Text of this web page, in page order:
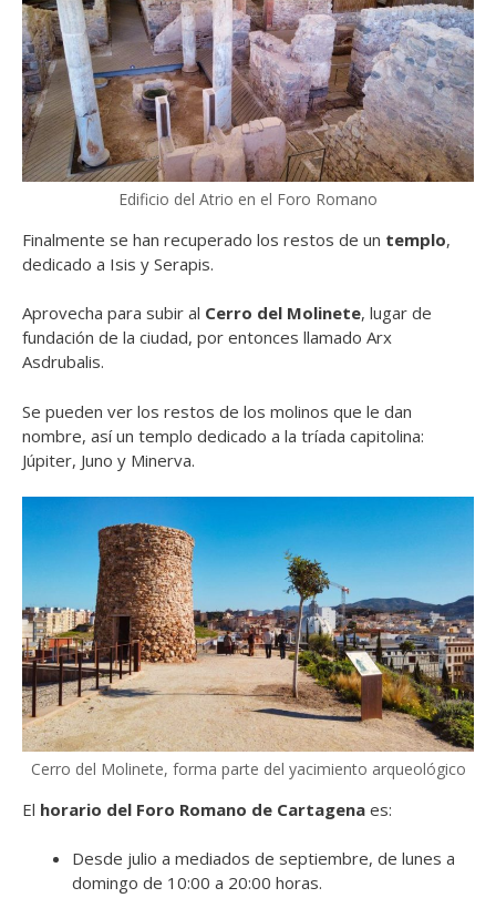
Edificio del Atrio en el Foro Romano
Finalmente se han recuperado los restos de un templo,
dedicado a Isis y Serapis.
Aprovecha para subir al Cerro del Molinete, lugar de
fundación de la ciudad, por entonces llamado Arx
Asdrubalis.
Se pueden ver los restos de los molinos que le dan
nombre, así un templo dedicado a la tríada capitolina:
Júpiter, Juno y Minerva.
Cerro del Molinete, forma parte del yacimiento arqueológico
El horario del Foro Romano de Cartagena es:
Desde julio a mediados de septiembre, de lunes a
domingo de 10:00 a 20:00 horas.